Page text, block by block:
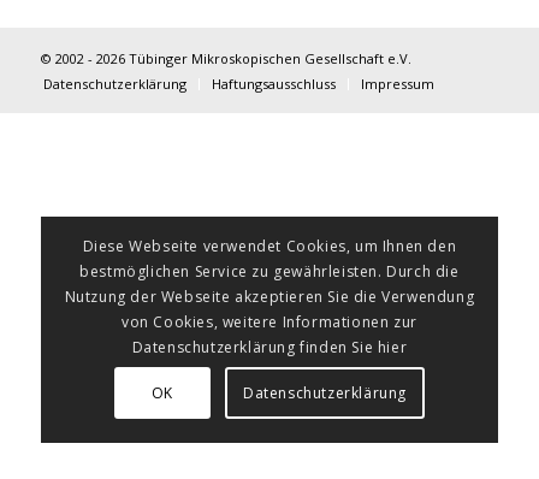
© 2002 - 2026 Tübinger Mikroskopischen Gesellschaft e.V.
Datenschutzerklärung
Haftungsausschluss Impressum
Diese Webseite verwendet Cookies, um Ihnen den
bestmöglichen Service zu gewährleisten. Durch die
Nutzung der Webseite akzeptieren Sie die Verwendung
von Cookies, weitere Informationen zur
Datenschutzerklärung finden Sie hier
OK Datenschutzerklärung